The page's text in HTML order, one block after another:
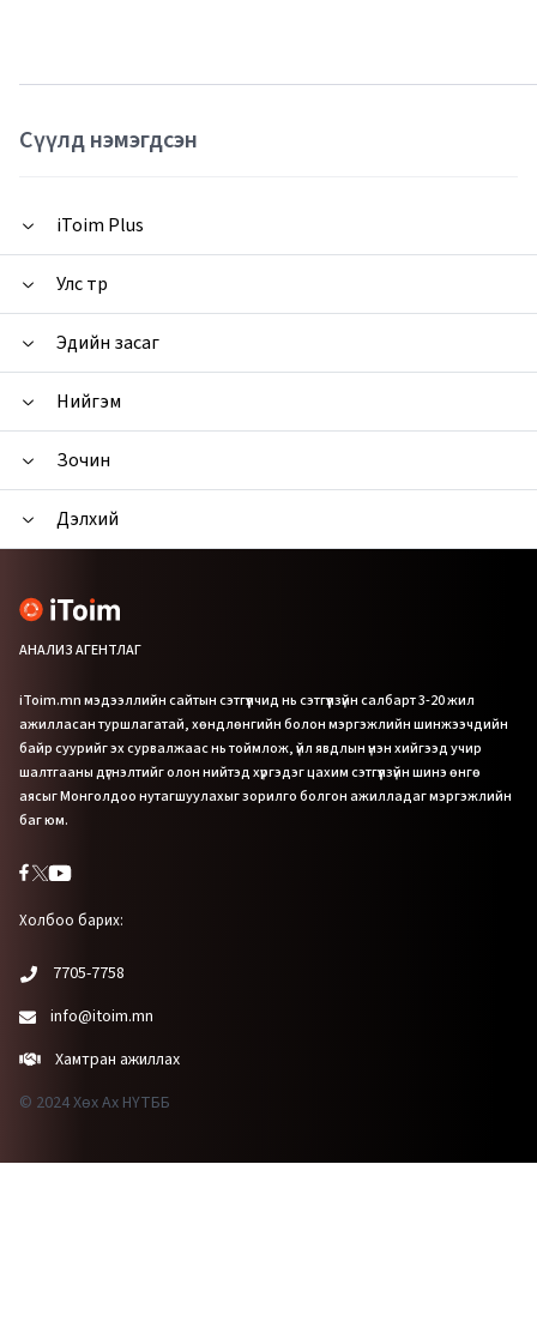
Сүүлд нэмэгдсэн
iToim Plus
Улс төр
Эдийн засаг
Нийгэм
Зочин
Дэлхий
АНАЛИЗ АГЕНТЛАГ
iToim.mn мэдээллийн сайтын сэтгүүлчид нь сэтгүүлзүйн салбарт 3-20 жил
ажилласан туршлагатай, хөндлөнгийн болон мэргэжлийн шинжээчдийн
байр суурийг эх сурвалжаас нь тоймлож, үйл явдлын үнэн хийгээд учир
шалтгааны дүгнэлтийг олон нийтэд хүргэдэг цахим сэтгүүлзүйн шинэ өнгө
аясыг Монголдоо нутагшуулахыг зорилго болгон ажилладаг мэргэжлийн
баг юм.
Холбоо барих:
7705-7758
info@itoim.mn
Хамтран ажиллах
© 2024 Хөх Ах НҮТББ